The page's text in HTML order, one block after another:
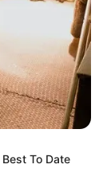
To Date